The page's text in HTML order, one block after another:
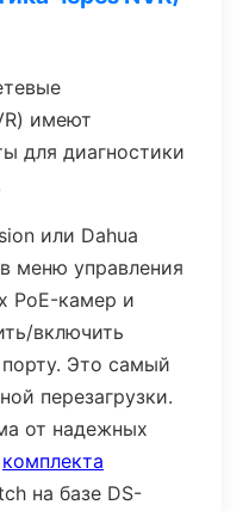
имеют
для диагностики
или Dahua
меню управления
PoE-камер и
включить
Это самый
перезагрузки.
от надежных
комплекта
на базе DS-